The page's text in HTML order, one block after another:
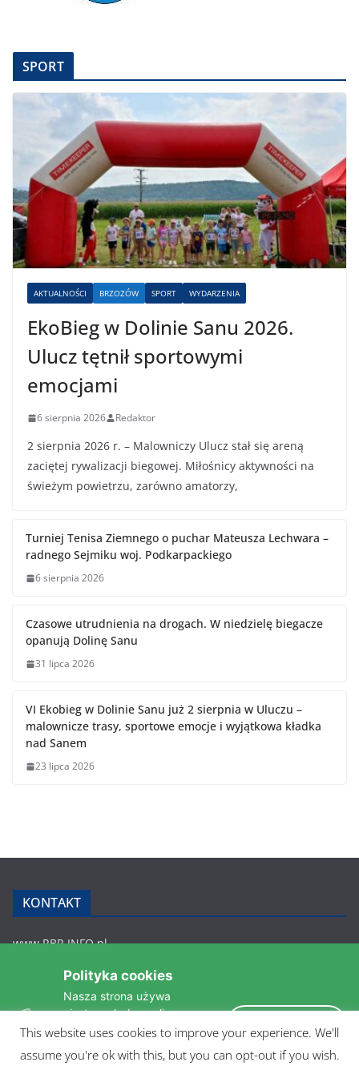
SPORT
AKTUALNOŚCI BRZOZÓW SPORT WYDARZENIA
EkoBieg w Dolinie Sanu 2026.
Ulucz tętnił sportowymi
emocjami
6 sierpnia 2026 Redaktor
2 sierpnia 2026 r. – Malowniczy Ulucz stał się areną
zaciętej rywalizacji biegowej. Miłośnicy aktywności na
świeżym powietrzu, zarówno amatorzy,
Turniej Tenisa Ziemnego o puchar Mateusza Lechwara –
radnego Sejmiku woj. Podkarpackiego
6 sierpnia 2026
Czasowe utrudnienia na drogach. W niedzielę biegacze
opanują Dolinę Sanu
31 lipca 2026
VI Ekobieg w Dolinie Sanu już 2 sierpnia w Uluczu –
malownicze trasy, sportowe emocje i wyjątkowa kładka
nad Sanem
23 lipca 2026
KONTAKT
www.RBR.INFO.pl
36-200 Brzozów
rbr.info.pl@gmail.com
POLITYKA PRYWATNOŚCI
This website uses cookies to improve your experience. We'll
assume you're ok with this, but you can opt-out if you wish.
Polityka cookies
Nasza strona używa
ciasteczek do analizy
statystyk i zapewnienia
pomiędzi wizytami.
Akceptuję